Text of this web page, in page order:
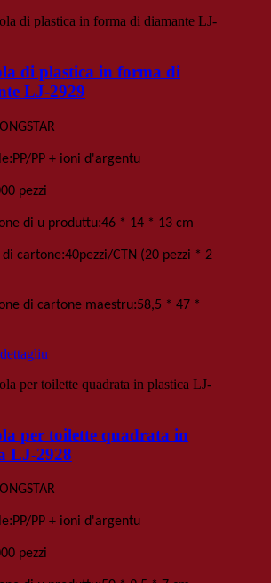
di plastica in forma di
LJ-2929
:PP/PP + ioni d'argentu
pezzi
di u produttu:46 * 14 * 13 cm
cartone:40pezzi/CTN (20 pezzi * 2
di cartone maestru:58,5 * 47 *
dettagliu
per toilette quadrata in
LJ-2928
:PP/PP + ioni d'argentu
pezzi